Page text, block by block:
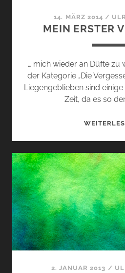
14. MÄRZ 2014 /
MEIN ERSTER
… mich wieder an Düfte zu
der Kategorie „Die
Liegengeblieben sind
Zeit, da es so
2. JANUAR 2013 /